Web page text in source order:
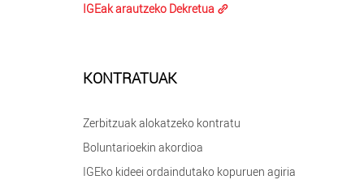
IGEak arautzeko Dekretua
KONTRATUAK
Zerbitzuak alokatzeko kontratu
Boluntarioekin akordioa
IGEko kideei ordaindutako kopuruen agiria